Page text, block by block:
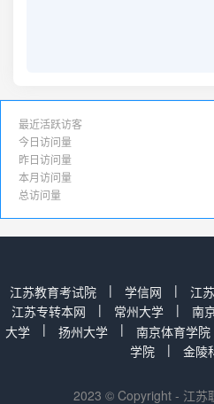
最近活跃访客
今日访问量
昨日访问量
本月访问量
总访问量
江苏教育考试院 | 学信网 | 江
江苏专转本网
| 常州大学 | 南
大学
| 扬州大学 | 南京体育学院
学院
| 金陵
2023 © Copyright - 江苏